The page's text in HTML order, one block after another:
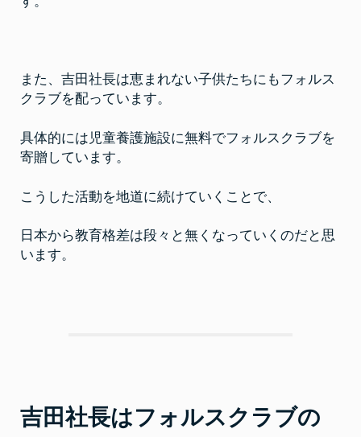
また、吉田社長は恵まれない子供たちにもフォルス
クラブを配っています。
具体的には児童養護施設に無料でフォルスクラブを
寄贈しています。
こうした活動を地道に続けていくことで、
日本から教育格差は段々と無くなっていくのだと思
います。
吉田社長はフォルスクラブの